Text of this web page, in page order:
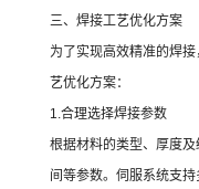
三、焊接工艺优化方案
为了实现高效精准的焊
艺优化方案：
1.合理选择焊接参数
根据材料的类型、厚度
间等参数。伺服系统支